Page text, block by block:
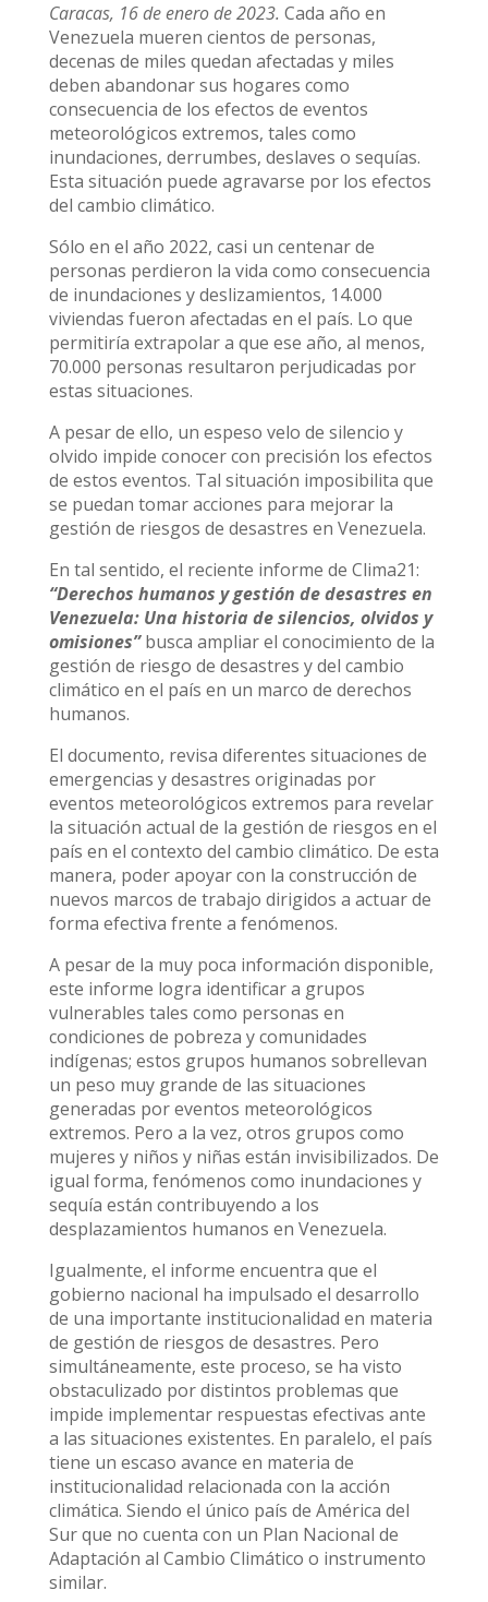
Caracas, 16 de enero de 2023. Cada año en
Venezuela mueren cientos de personas,
decenas de miles quedan afectadas y miles
deben abandonar sus hogares como
consecuencia de los efectos de eventos
meteorológicos extremos, tales como
inundaciones, derrumbes, deslaves o sequías.
Esta situación puede agravarse por los efectos
del cambio climático.
Sólo en el año 2022, casi un centenar de
personas perdieron la vida como consecuencia
de inundaciones y deslizamientos, 14.000
viviendas fueron afectadas en el país. Lo que
permitiría extrapolar a que ese año, al menos,
70.000 personas resultaron perjudicadas por
estas situaciones.
A pesar de ello, un espeso velo de silencio y
olvido impide conocer con precisión los efectos
de estos eventos. Tal situación imposibilita que
se puedan tomar acciones para mejorar la
gestión de riesgos de desastres en Venezuela.
En tal sentido, el reciente informe de Clima21:
“Derechos humanos y gestión de desastres en
Venezuela: Una historia de silencios, olvidos y
omisiones”busca ampliar el conocimiento de la
gestión de riesgo de desastres y del cambio
climático en el país en un marco de derechos
humanos.
El documento, revisa diferentes situaciones de
emergencias y desastres originadas por
eventos meteorológicos extremos para revelar
la situación actual de la gestión de riesgos en el
país en el contexto del cambio climático. De esta
manera, poder apoyar con la construcción de
nuevos marcos de trabajo dirigidos a actuar de
forma efectiva frente a fenómenos.
A pesar de la muy poca información disponible,
este informe logra identificar a grupos
vulnerables tales como personas en
condiciones de pobreza y comunidades
indígenas; estos grupos humanos sobrellevan
un peso muy grande de las situaciones
generadas por eventos meteorológicos
extremos. Pero a la vez, otros grupos como
mujeres y niños y niñas están invisibilizados. De
igual forma, fenómenos como inundaciones y
sequía están contribuyendo a los
desplazamientos humanos en Venezuela.
Igualmente, el informe encuentra que el
gobierno nacional ha impulsado el desarrollo
de una importante institucionalidad en materia
de gestión de riesgos de desastres. Pero
simultáneamente, este proceso, se ha visto
obstaculizado por distintos problemas que
impide implementar respuestas efectivas ante
a las situaciones existentes. En paralelo, el país
tiene un escaso avance en materia de
institucionalidad relacionada con la acción
climática. Siendo el único país de América del
Sur que no cuenta con un Plan Nacional de
Adaptación al Cambio Climático o instrumento
similar.